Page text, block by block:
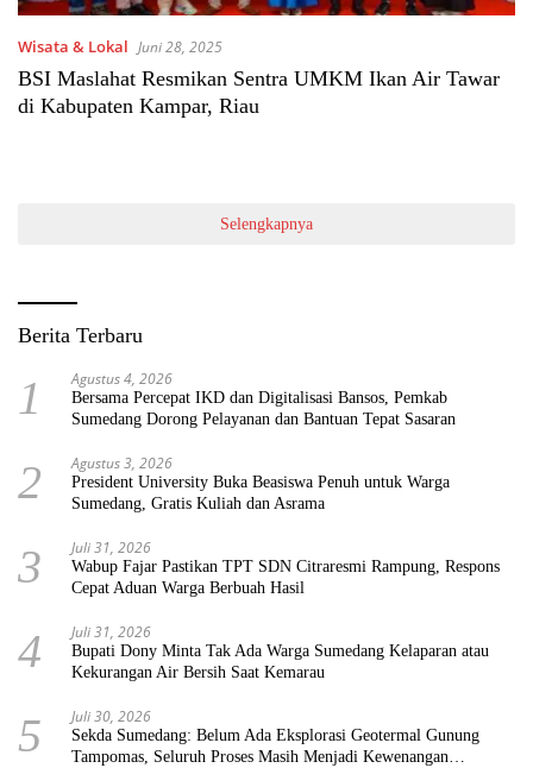
Wisata & Lokal Juni 28, 2025
BSI Maslahat Resmikan Sentra UMKM Ikan Air Tawar
di Kabupaten Kampar, Riau
Selengkapnya
Berita Terbaru
1 Agustus 4, 2026
Bersama Percepat IKD dan Digitalisasi Bansos, Pemkab
Sumedang Dorong Pelayanan dan Bantuan Tepat Sasaran
2 Agustus 3, 2026
President University Buka Beasiswa Penuh untuk Warga
Sumedang, Gratis Kuliah dan Asrama
3 Juli 31, 2026
Wabup Fajar Pastikan TPT SDN Citraresmi Rampung, Respons
Cepat Aduan Warga Berbuah Hasil
4 Juli 31, 2026
Bupati Dony Minta Tak Ada Warga Sumedang Kelaparan atau
Kekurangan Air Bersih Saat Kemarau
5 Juli 30, 2026
Sekda Sumedang: Belum Ada Eksplorasi Geotermal Gunung
Tampomas, Seluruh Proses Masih Menjadi Kewenangan